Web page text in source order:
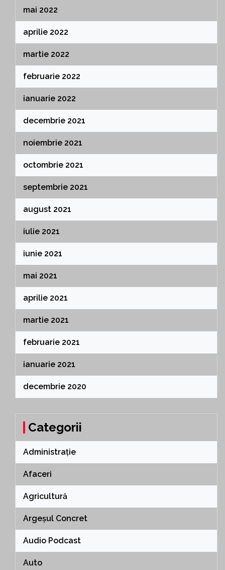
mai 2022
aprilie 2022
martie 2022
februarie 2022
ianuarie 2022
decembrie 2021
noiembrie 2021
octombrie 2021
septembrie 2021
august 2021
iulie 2021
iunie 2021
mai 2021
aprilie 2021
martie 2021
februarie 2021
ianuarie 2021
decembrie 2020
Categorii
Administrație
Afaceri
Agricultură
Argeșul Concret
Audio Podcast
Auto